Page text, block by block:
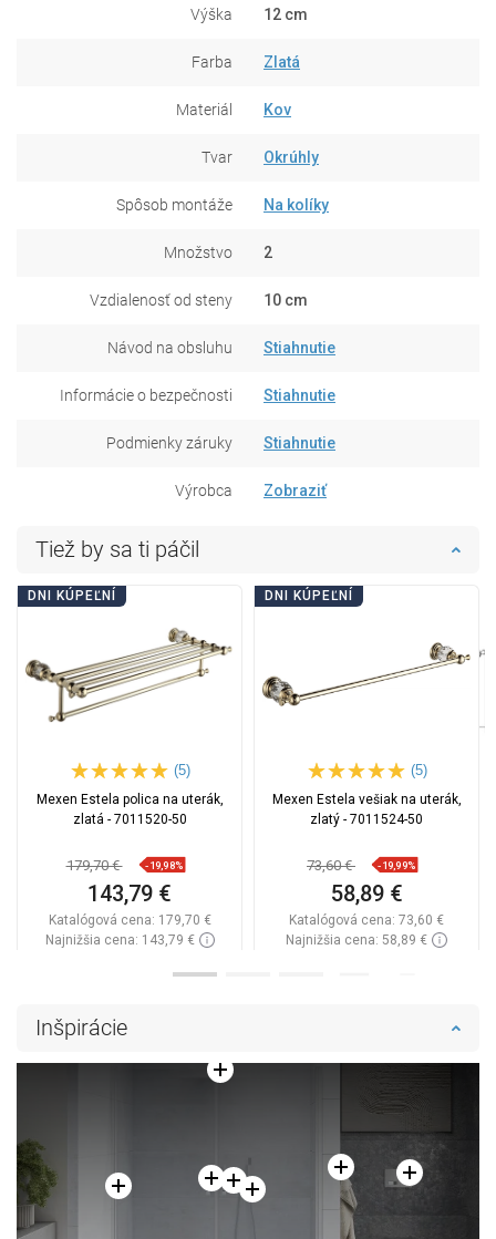
Výška 12 cm
Farba Zlatá
Materiál Kov
Tvar Okrúhly
Spôsob montáže Na kolíky
Množstvo 2
Vzdialenosť od steny 10 cm
Návod na obsluhu Stiahnutie
Informácie o bezpečnosti Stiahnutie
Podmienky záruky Stiahnutie
Výrobca Zobraziť
Tiež by sa ti páčil
DNI KÚPEĽNÍ
(5)
Mexen Estela polica na uterák,
zlatá - 7011520-50
179,70 € -19,98%
143,79 €
Katalógová cena: 179,70 €
Najnižšia cena: 143,79 €
DNI KÚPEĽNÍ
(5)
Mexen Estela vešiak na uterák,
zlatý - 7011524-50
73,60 € -19,99%
58,89 €
Katalógová cena: 73,60 €
Najnižšia cena: 58,89 €
Inšpirácie